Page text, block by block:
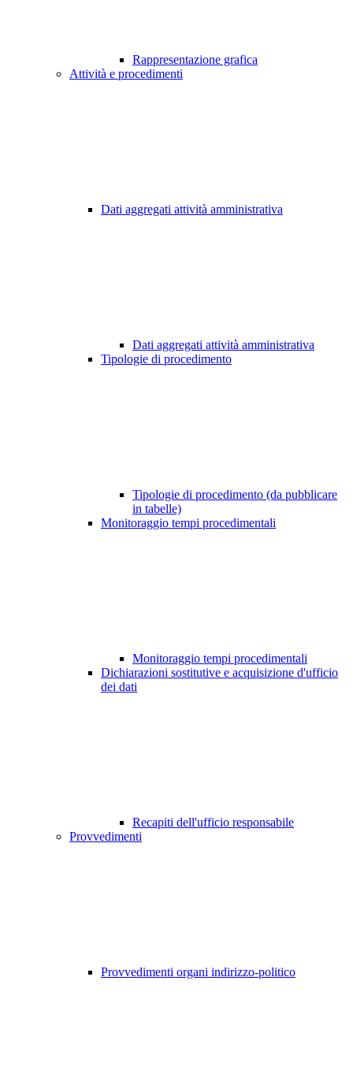
Rappresentazione grafica
Attività e procedimenti
Dati aggregati attività amministrativa
Dati aggregati attività amministrativa
Tipologie di procedimento
Tipologie di procedimento (da pubblicare
in tabelle)
Monitoraggio tempi procedimentali
Monitoraggio tempi procedimentali
Dichiarazioni sostitutive e acquisizione d'ufficio
dei dati
Recapiti dell'ufficio responsabile
Provvedimenti
Provvedimenti organi indirizzo-politico